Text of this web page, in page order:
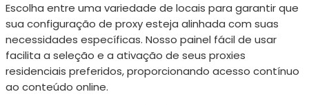
Escolha entre uma variedade de locais para garantir que
sua configuração de proxy esteja alinhada com suas
necessidades específicas. Nosso painel fácil de usar
facilita a seleção e a ativação de seus proxies
residenciais preferidos, proporcionando acesso contínuo
ao conteúdo online.